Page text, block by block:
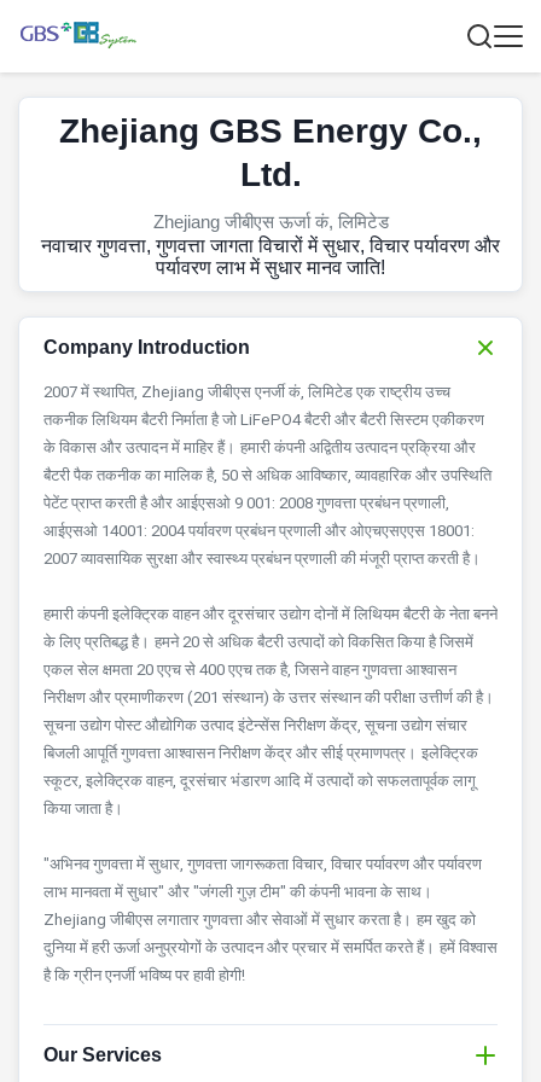
Zhejiang GBS Energy Co.,
Ltd.
Zhejiang जीबीएस ऊर्जा कं, लिमिटेड
नवाचार गुणवत्ता, गुणवत्ता जागता विचारों में सुधार, विचार पर्यावरण और
पर्यावरण लाभ में सुधार मानव जाति!
Company Introduction
2007 में स्थापित, Zhejiang जीबीएस एनर्जी कं, लिमिटेड एक राष्ट्रीय उच्च
तकनीक लिथियम बैटरी निर्माता है जो LiFePO4 बैटरी और बैटरी सिस्टम एकीकरण
के विकास और उत्पादन में माहिर हैं। हमारी कंपनी अद्वितीय उत्पादन प्रक्रिया और
बैटरी पैक तकनीक का मालिक है, 50 से अधिक आविष्कार, व्यावहारिक और उपस्थिति
पेटेंट प्राप्त करती है और आईएसओ 9 001: 2008 गुणवत्ता प्रबंधन प्रणाली,
आईएसओ 14001: 2004 पर्यावरण प्रबंधन प्रणाली और ओएचएसएएस 18001:
2007 व्यावसायिक सुरक्षा और स्वास्थ्य प्रबंधन प्रणाली की मंजूरी प्राप्त करती है।
हमारी कंपनी इलेक्ट्रिक वाहन और दूरसंचार उद्योग दोनों में लिथियम बैटरी के नेता बनने
के लिए प्रतिबद्ध है। हमने 20 से अधिक बैटरी उत्पादों को विकसित किया है जिसमें
एकल सेल क्षमता 20 एएच से 400 एएच तक है, जिसने वाहन गुणवत्ता आश्वासन
निरीक्षण और प्रमाणीकरण (201 संस्थान) के उत्तर संस्थान की परीक्षा उत्तीर्ण की है।
सूचना उद्योग पोस्ट औद्योगिक उत्पाद इंटेन्सेंस निरीक्षण केंद्र, सूचना उद्योग संचार
बिजली आपूर्ति गुणवत्ता आश्वासन निरीक्षण केंद्र और सीई प्रमाणपत्र। इलेक्ट्रिक
स्कूटर, इलेक्ट्रिक वाहन, दूरसंचार भंडारण आदि में उत्पादों को सफलतापूर्वक लागू
किया जाता है।
"अभिनव गुणवत्ता में सुधार, गुणवत्ता जागरूकता विचार, विचार पर्यावरण और पर्यावरण
लाभ मानवता में सुधार" और "जंगली गुज़ टीम" की कंपनी भावना के साथ।
Zhejiang जीबीएस लगातार गुणवत्ता और सेवाओं में सुधार करता है। हम खुद को
दुनिया में हरी ऊर्जा अनुप्रयोगों के उत्पादन और प्रचार में समर्पित करते हैं। हमें विश्वास
है कि ग्रीन एनर्जी भविष्य पर हावी होगी!
Our Services